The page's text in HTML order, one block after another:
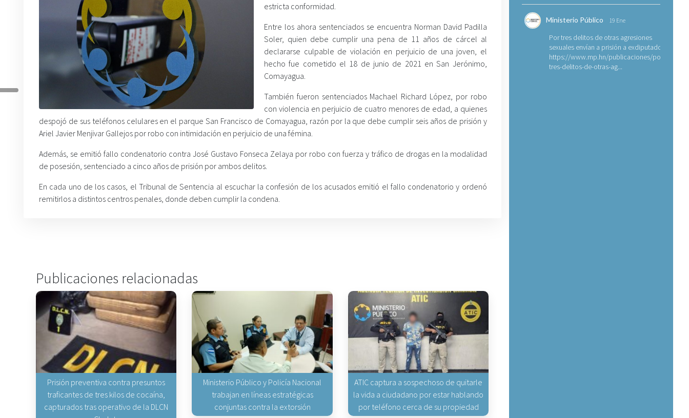
estricta conformidad.
Entre los ahora sentenciados se encuentra Norman David Padilla
Soler, quien debe cumplir una pena de 11 años de cárcel al
declararse culpable de violación en perjuicio de una joven, el
hecho fue cometido el 18 de junio de 2021 en San Jerónimo,
Comayagua.
También fueron sentenciados Machael Richard López, por robo
con violencia en perjuicio de cuatro menores de edad, a quienes
despojó de sus teléfonos celulares en el parque San Francisco de Comayagua, razón por la que debe cumplir seis años de prisión y
Ariel Javier Menjivar Gallejos por robo con intimidación en perjuicio de una fémina.
Además, se emitió fallo condenatorio contra José Gustavo Fonseca Zelaya por robo con fuerza y tráfico de drogas en la modalidad
de posesión, sentenciado a cinco años de prisión por ambos delitos.
En cada uno de los casos, el Tribunal de Sentencia al escuchar la confesión de los acusados emitió el fallo condenatorio y ordenó
remitirlos a distintos centros penales, donde deben cumplir la condena.
Publicaciones relacionadas
Prisión preventiva contra presuntos
traficantes de tres kilos de cocaína,
capturados tras operativo de la DLCN
Ministerio Público y Policía Nacional
trabajan en líneas estratégicas
conjuntas contra la extorsión
ATIC captura a sospechoso de quitarle
la vida a ciudadano por estar hablando
por teléfono cerca de su propiedad
Ministerio Público 19 Ene
Por tres delitos de otras agresiones
sexuales envían a prisión a exdiputado
https://www.mp.hn/publicaciones/por-
tres-delitos-de-otras-ag...